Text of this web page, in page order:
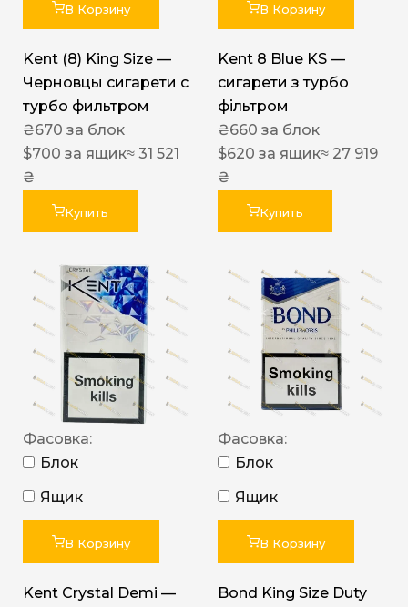
В Корзину
Kent (8) King Size —
Черновцы сигарети с
турбо фильтром
₴670 за блок
$700 за ящик≈ 31 521
₴
Купить
В Корзину
Kent 8 Blue KS —
сигарети з турбо
фільтром
₴660 за блок
$620 за ящик≈ 27 919
₴
Купить
Фасовка:
Блок
Ящик
В Корзину
Kent Crystal Demi —
Фасовка:
Блок
Ящик
В Корзину
Bond King Size Duty